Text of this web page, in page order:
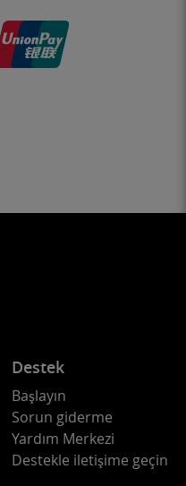
Destek
Başlayın
Sorun giderme
Yardım Merkezi
Destekle iletişime geçin